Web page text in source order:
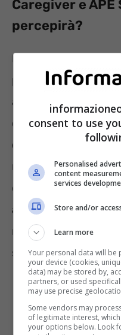
Caregiver e
percepirà?
L’APE Sociale
pensione
conseguenza il
della pensione di
normativa,
dell’indennità non
a 1.500 euro.
requisiti di accesso
si potrà ottenere il
consent to use
Personalised
content
services
Store and/or
Learn more
Your personal data will
your device (cookies,
data) may be stored by,
partners, or used
may use precise
Some vendors may
of legitimate interest,
your options below. Look